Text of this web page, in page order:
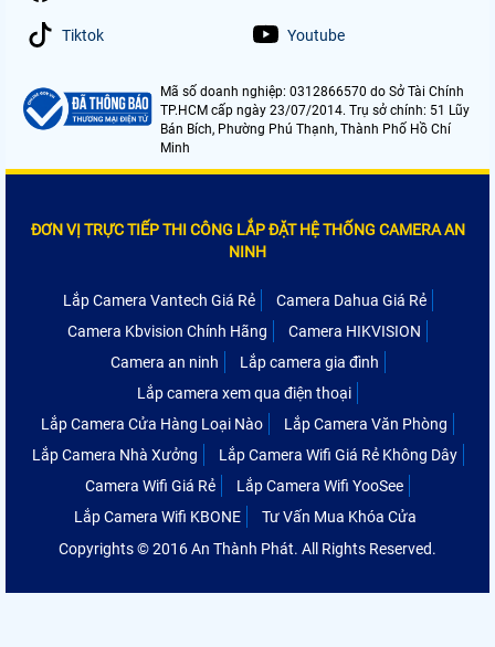
Tiktok Youtube
Mã số doanh nghiệp: 0312866570 do Sở Tài Chính
TP.HCM cấp ngày 23/07/2014. Trụ sở chính: 51 Lũy
Bán Bích, Phường Phú Thạnh, Thành Phố Hồ Chí
Minh
ĐƠN VỊ TRỰC TIẾP THI CÔNG LẮP ĐẶT HỆ THỐNG CAMERA AN
NINH
Lắp Camera Vantech Giá Rẻ
Camera Dahua Giá Rẻ
Camera Kbvision Chính Hãng
Camera HIKVISION
Camera an ninh
Lắp camera gia đình
Lắp camera xem qua điện thoại
Lắp Camera Cửa Hàng Loại Nào
Lắp Camera Văn Phòng
Lắp Camera Nhà Xưởng
Lắp Camera Wifi Giá Rẻ Không Dây
Camera Wifi Giá Rẻ
Lắp Camera Wifi YooSee
Lắp Camera Wifi KBONE
Tư Vấn Mua Khóa Cửa
Copyrights © 2016 An Thành Phát. All Rights Reserved.